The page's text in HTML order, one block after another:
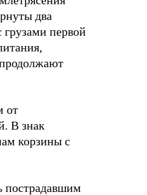
два
первой
от
В знак
корзины с
пострадавшим